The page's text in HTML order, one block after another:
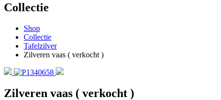
Collectie
Shop
Collectie
Tafelzilver
Zilveren vaas ( verkocht )
Zilveren vaas ( verkocht )